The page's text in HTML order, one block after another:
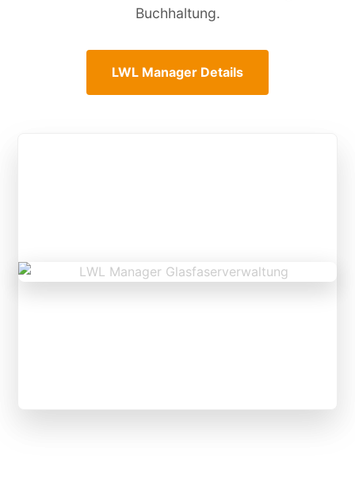
Buchhaltung.
LWL Manager Details